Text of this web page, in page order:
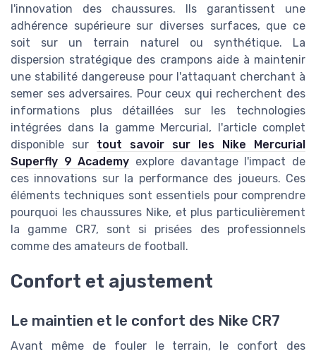
l'innovation des chaussures. Ils garantissent une
adhérence supérieure sur diverses surfaces, que ce
soit sur un terrain naturel ou synthétique. La
dispersion stratégique des crampons aide à maintenir
une stabilité dangereuse pour l'attaquant cherchant à
semer ses adversaires. Pour ceux qui recherchent des
informations plus détaillées sur les technologies
intégrées dans la gamme Mercurial, l'article complet
disponible sur tout savoir sur les Nike Mercurial
Superfly 9 Academy explore davantage l'impact de
ces innovations sur la performance des joueurs. Ces
éléments techniques sont essentiels pour comprendre
pourquoi les chaussures Nike, et plus particulièrement
la gamme CR7, sont si prisées des professionnels
comme des amateurs de football.
Confort et ajustement
Le maintien et le confort des Nike CR7
Avant même de fouler le terrain, le confort des